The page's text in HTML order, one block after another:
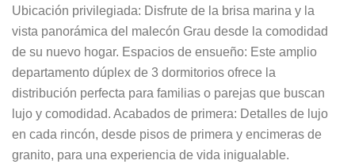
Ubicación privilegiada: Disfrute de la brisa marina y la
vista panorámica del malecón Grau desde la comodidad
de su nuevo hogar. Espacios de ensueño: Este amplio
departamento dúplex de 3 dormitorios ofrece la
distribución perfecta para familias o parejas que buscan
lujo y comodidad. Acabados de primera: Detalles de lujo
en cada rincón, desde pisos de primera y encimeras de
granito, para una experiencia de vida inigualable.